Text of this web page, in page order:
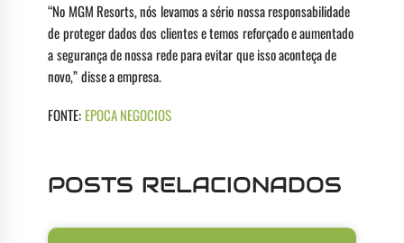
“No MGM Resorts, nós levamos a sério nossa responsabilidade
de proteger dados dos clientes e temos reforçado e aumentado
a segurança de nossa rede para evitar que isso aconteça de
novo,” disse a empresa.
FONTE: EPOCA NEGOCIOS
POSTS RELACIONADOS